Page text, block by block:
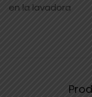
en la lavadora